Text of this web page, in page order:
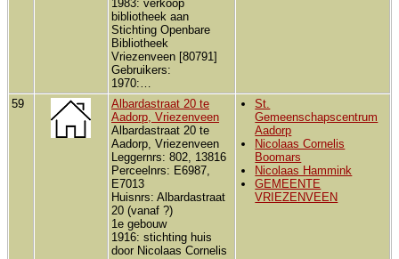
1983: verkoop
bibliotheek aan
Stichting Openbare
Bibliotheek
Vriezenveen [80791]
Gebruikers:
1970:…
59
Albardastraat 20 te
Aadorp, Vriezenveen
Albardastraat 20 te
Aadorp, Vriezenveen
Leggernrs: 802, 13816
Perceelnrs: E6987,
E7013
Huisnrs: Albardastraat
20 (vanaf ?)
1e gebouw
1916: stichting huis
door Nicolaas Cornelis
St.
Gemeenschapscentrum
Aadorp
Nicolaas Cornelis
Boomars
Nicolaas Hammink
GEMEENTE
VRIEZENVEEN